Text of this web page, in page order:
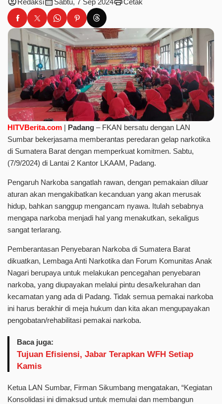
Redaksi Sabtu, 7 Sep 2024 Cetak
HITVBerita.com | Padang – FKAN bersatu dengan LAN
Sumbar bekerjasama memberantas peredaran gelap narkotika
di Sumatera Barat dengan memperkuat komitmen. Sabtu,
(7/9/2024) di Lantai 2 Kantor LKAAM, Padang.
Pengaruh Narkoba sangatlah rawan, dengan pemakaian diluar
aturan akan mengakibatkan kecanduan yang akan merusak
hidup, bahkan sanggup mengancam nyawa. Itulah sebabnya
mengapa narkoba menjadi hal yang menakutkan, sekaligus
sangat terlarang.
Pemberantasan Penyebaran Narkoba di Sumatera Barat
dikuatkan, Lembaga Anti Narkotika dan Forum Komunitas Anak
Nagari berupaya untuk melakukan pencegahan penyebaran
narkoba, yang diupayakan melalui pintu desa/kelurahan dan
kecamatan yang ada di Padang. Tidak semua pemakai narkoba
ini harus berakhir di meja hukum dan kita akan mengupayakan
pengobatan/rehabilitasi pemakai narkoba.
Baca juga:
Tujuan Efisiensi, Jabar Terapkan WFH Setiap
Kamis
Ketua LAN Sumbar, Firman Sikumbang mengatakan, “Kegiatan
Konsolidasi ini dimaksud untuk memulai dan membangun